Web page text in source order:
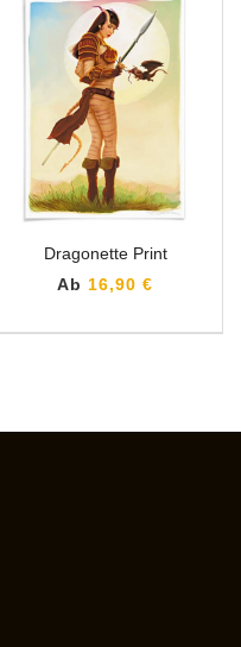
Dragonette Print
Ab 16,90 €